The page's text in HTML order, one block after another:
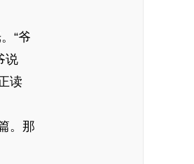
“爷
说
读
。那